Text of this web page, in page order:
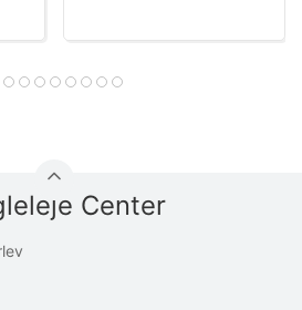
Center